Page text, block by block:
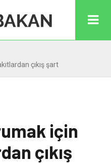
çıkış şart
için
çıkış